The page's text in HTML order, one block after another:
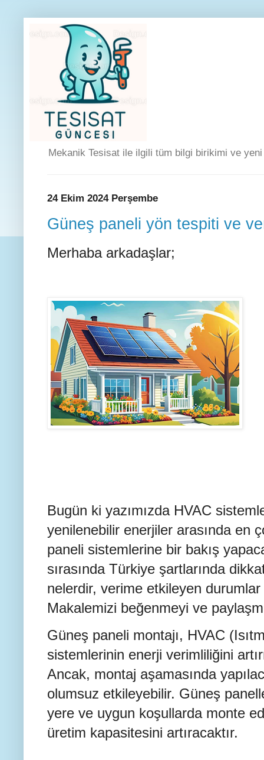
Mekanik Tesisat ile ilgili tüm bilgi birikimi ve
24 Ekim 2024 Perşembe
Güneş paneli yön tespiti ve
Merhaba arkadaşlar;
Bugün ki yazımızda HVAC
yenilenebilir enerjiler arasında en
paneli sistemlerine bir bakış
sırasında Türkiye şartlarında
nelerdir, verime etkileyen
Makalemizi beğenmeyi ve
Güneş paneli montajı, HVAC
sistemlerinin enerji verimliliğini
Ancak, montaj aşamasında
olumsuz etkileyebilir. Güneş
yere ve uygun koşullarda monte
üretim kapasitesini artıracaktır.